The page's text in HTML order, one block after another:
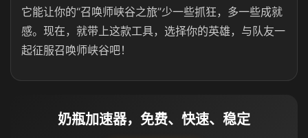
它能让你的“召唤师峡谷之旅”少一些抓狂，多一些成就
感。现在，就带上这款工具，选择你的英雄，与队友一
起征服召唤师峡谷吧！
奶瓶加速器，免费、快速、稳定